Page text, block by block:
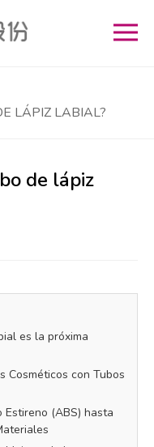
LÁPIZ LABIAL?
de lápiz
es la próxima
Cosméticos con Tubos
(ABS) hasta